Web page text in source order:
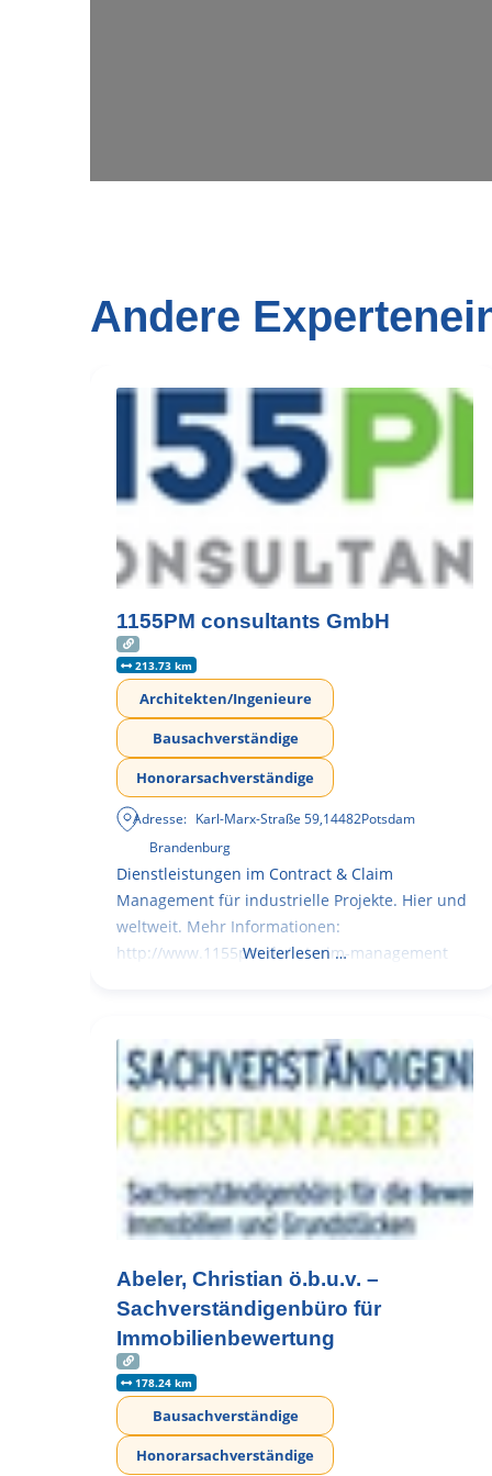
Andere
1155PM consultants GmbH
213.73 km
Architekten/Ingenieure
Bausachverständige
Honorarsachverständige
Adresse: Karl-Marx-Straße 59,14482Potsdam
Brandenburg
Dienstleistungen im Contract & Claim
Management für industrielle Projekte. Hier und
weltweit. Mehr Informationen:
http://www.1155pm.de/interim-management
Weiterlesen …
Abeler, Christian ö.b.u.v. –
Sachverständigenbüro für
Immobilienbewertung
178.24 km
Bausachverständige
Honorarsachverständige